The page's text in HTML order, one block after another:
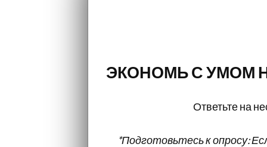
ЭКОНОМЬ С УМОМ
Ответьте на
*Подготовьтесь к опросу: